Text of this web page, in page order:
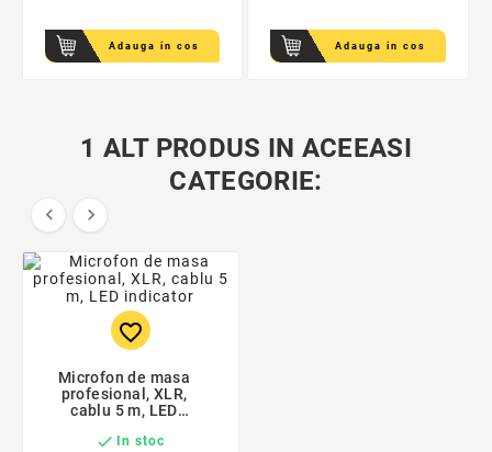
Adauga in cos Adauga in cos
1 ALT PRODUS IN ACEEASI
CATEGORIE:
 
favorite_border
Microfon de masa
profesional, XLR,
cablu 5 m, LED
 In stoc